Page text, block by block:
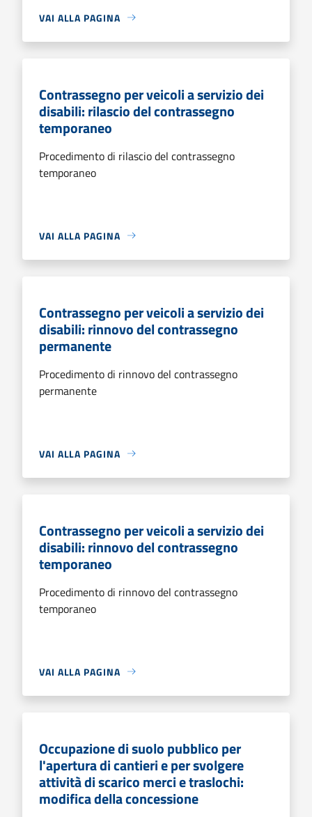
VAI ALLA PAGINA
Contrassegno per veicoli a servizio dei
disabili: rilascio del contrassegno
temporaneo
Procedimento di rilascio del contrassegno
temporaneo
VAI ALLA PAGINA
Contrassegno per veicoli a servizio dei
disabili: rinnovo del contrassegno
permanente
Procedimento di rinnovo del contrassegno
permanente
VAI ALLA PAGINA
Contrassegno per veicoli a servizio dei
disabili: rinnovo del contrassegno
temporaneo
Procedimento di rinnovo del contrassegno
temporaneo
VAI ALLA PAGINA
Occupazione di suolo pubblico per
l'apertura di cantieri e per svolgere
attività di scarico merci e traslochi:
modifica della concessione